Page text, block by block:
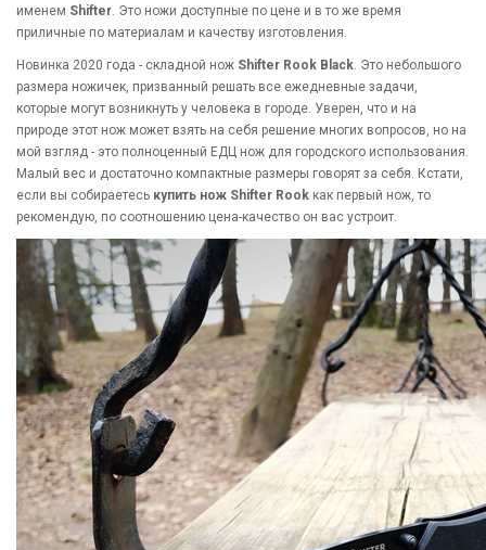
именем Shifter. Это ножи доступные по цене и в то же время
приличные по материалам и качеству изготовления.
Новинка 2020 года - складной нож Shifter Rook Black. Это небольшого
размера ножичек, призванный решать все ежедневные задачи,
которые могут возникнуть у человека в городе. Уверен, что и на
природе этот нож может взять на себя решение многих вопросов, но на
мой взгляд - это полноценный ЕДЦ нож для городского использования.
Малый вес и достаточно компактные размеры говорят за себя. Кстати,
если вы собираетесь купить нож Shifter Rook как первый нож, то
рекомендую, по соотношению цена-качество он вас устроит.